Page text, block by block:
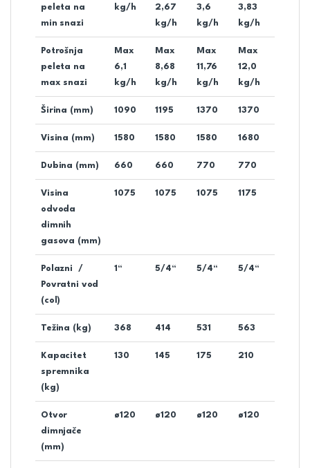
peleta na
min snazi
kg/h
2,67
kg/h
3,6
kg/h
3,83
kg/h
Potrošnja
peleta na
max snazi
Max
6,1
kg/h
Max
8,68
kg/h
Max
11,76
kg/h
Max
12,0
kg/h
Širina (mm) 1090 1195 1370 1370
Visina (mm) 1580 1580 1580 1680
Dubina (mm) 660 660 770 770
Visina
odvoda
dimnih
gasova (mm)
1075 1075 1075 1175
Polazni /
Povratni vod
(col)
1“ 5/4“ 5/4“ 5/4“
Težina (kg) 368 414 531 563
Kapacitet
spremnika
(kg)
130 145 175 210
Otvor
dimnjače
(mm)
ø120 ø120 ø120 ø120